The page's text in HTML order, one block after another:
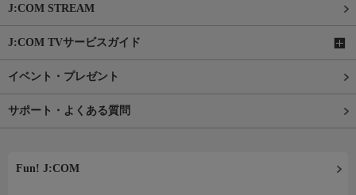
J:COM STREAM
J:COM TVサービスガイド
イベント・プレゼント
サポート・よくある質問
Fun! J:COM